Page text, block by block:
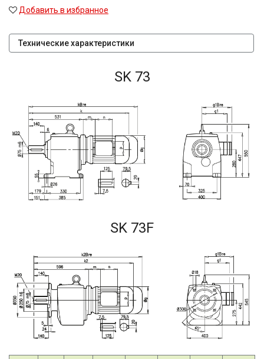
Добавить в избранное
Технические характеристики
SK 73
SK 73F